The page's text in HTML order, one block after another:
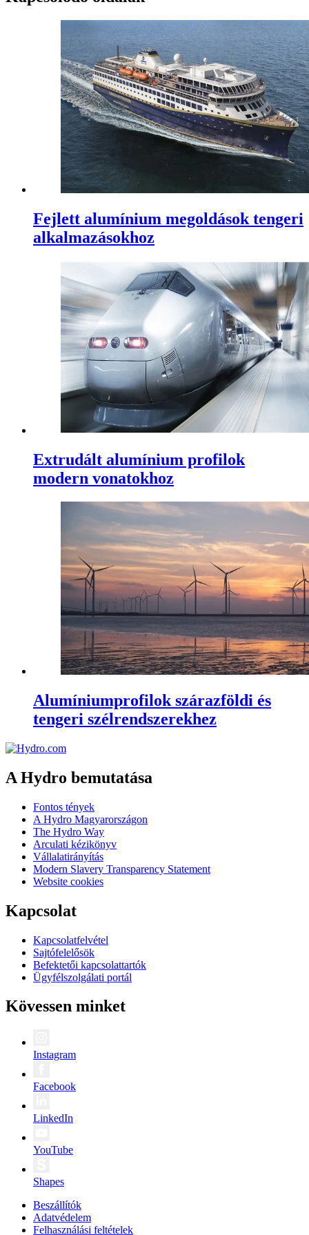
Fejlett alumínium megoldások tengeri
alkalmazásokhoz
Extrudált alumínium profilok
modern vonatokhoz
Alumíniumprofilok szárazföldi és
tengeri szélrendszerekhez
A Hydro bemutatása
Fontos tények
A Hydro Magyarországon
The Hydro Way
Arculati kézikönyv
Vállalatirányítás
Modern Slavery Transparency Statement
Website cookies
Kapcsolat
Kapcsolatfelvétel
Sajtófelelősök
Befektetői kapcsolattartók
Ügyfélszolgálati portál
Kövessen minket
Instagram
Facebook
LinkedIn
YouTube
Shapes
Beszállítók
Adatvédelem
Felhasználási feltételek